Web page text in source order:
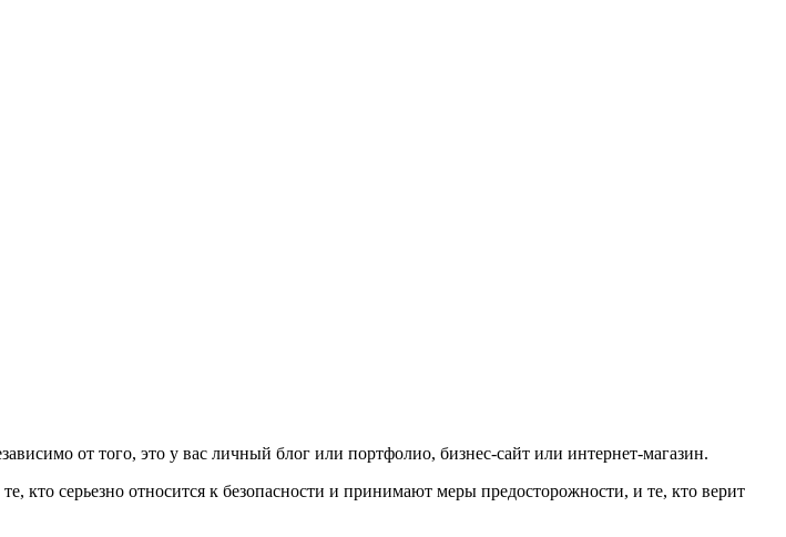
от того, это у вас личный блог или портфолио, бизнес-сайт или интернет-магазин.
кто серьезно относится к безопасности и принимают меры предосторожности, и те, кто верит